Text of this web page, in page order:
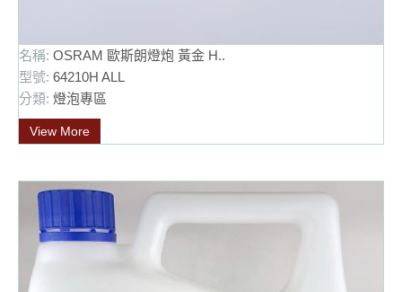
名稱: OSRAM 歐斯朗燈炮 黃金 H..
型號: 64210H ALL
分類: 燈泡專區
View More